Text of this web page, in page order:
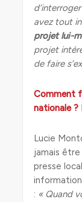
avez tout
projet lui-
projet
de faire
Comment
nationale ?
Lucie
jamais
presse
: « Quand